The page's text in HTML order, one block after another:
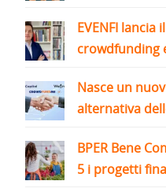
EVENFI lancia
crowdfunding
Nasce un
alternativa
BPER Bene
5 i progetti